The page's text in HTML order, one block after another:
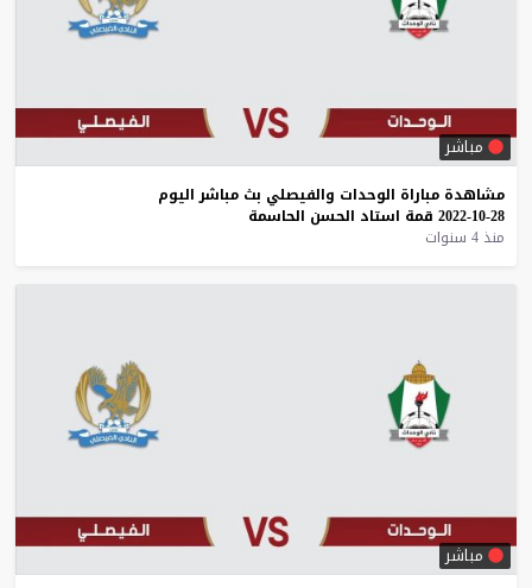
مباشر
مشاهدة مباراة الوحدات والفيصلي بث مباشر اليوم
28-10-2022
قمة استاد الحسن الحاسمة
منذ 4 سنوات
مباشر